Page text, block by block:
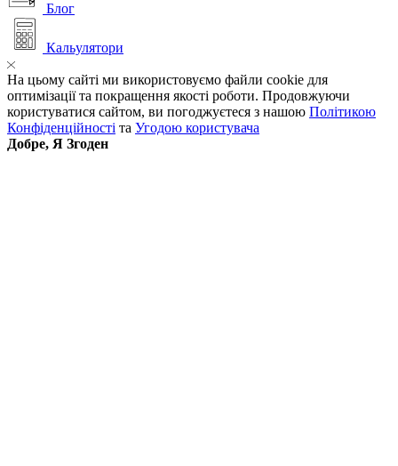
Блог
Кальулятори
На цьому сайті ми використовуємо файли cookie для
оптимізації та покращення якості роботи. Продовжуючи
користуватися сайтом, ви погоджуєтеся з нашою Політикою
Конфіденційності та Угодою користувача
Добре, Я Згоден